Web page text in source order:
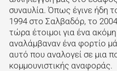
συναυλία. Όπως έγινε ήδη
1994 στο Σαλβαδόρ, το
τώρα έτοιμοι για ένα
αναλάμβαναν ένα φορτίο
αυτό που αναλογεί σε μια
κομμουνιστικής αναφοράς.